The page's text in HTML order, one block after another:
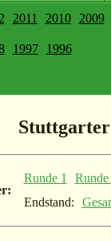
2011 2010 2009
1997 1996
Runde 1 Runde
Endstand: